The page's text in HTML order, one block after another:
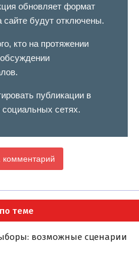
обновляет формат
сайте будут отключены.
кто на протяжении
публикации в
социальных сетях.
комментарий
теме
возможные сценарии